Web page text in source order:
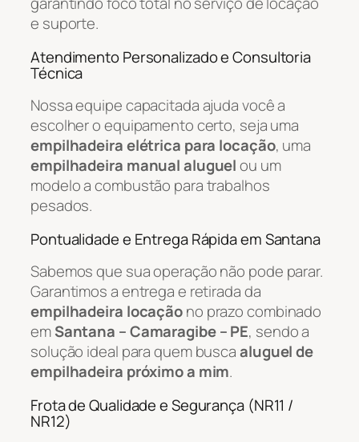
e suporte.
Atendimento Personalizado e Consultoria
Técnica
Nossa equipe capacitada ajuda você a
escolher o equipamento certo, seja uma
empilhadeira elétrica para locação, uma
empilhadeira manual aluguelou um
modelo a combustão para trabalhos
pesados.
Pontualidade e Entrega Rápida em Santana
Sabemos que sua operação não pode parar.
Garantimos a entrega e retirada da
empilhadeira locaçãono prazo combinado
emSantana – Camaragibe – PE, sendo a
solução ideal para quem buscaaluguel de
empilhadeira próximo a mim.
Frota de Qualidade e Segurança (NR11 /
NR12)